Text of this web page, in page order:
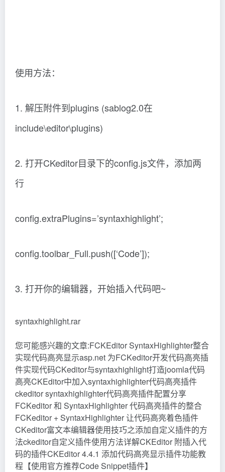
使用方法：
1. 解压附件到plugins (sablog2.0在
include\editor\plugins)
2. 打开CKeditor目录下的config.js文件，添加两
行
config.extraPlugins=’syntaxhighlight’;
config.toolbar_Full.push([‘Code’]);
3. 打开你的编辑器，开始插入代码吧~
syntaxhighlight.rar
您可能感兴趣的文章:FCKEditor SyntaxHighlighter整合
实现代码高亮显示asp.net 为FCKeditor开发代码高亮插
件实现代码CKeditor与syntaxhighlight打造joomla代码
高亮CKEditor中加入syntaxhighlighter代码高亮插件
ckeditor syntaxhighlighter代码高亮插件配置分享
FCKeditor 和 SyntaxHighlighter 代码高亮插件的整合
FCKeditor + SyntaxHighlighter 让代码高亮着色插件
CKeditor富文本编辑器使用技巧之添加自定义插件的方
法ckeditor自定义插件使用方法详解CKEditor 附插入代
码的插件CKEditor 4.4.1 添加代码高亮显示插件功能教
程【使用官方推荐Code Snippet插件】